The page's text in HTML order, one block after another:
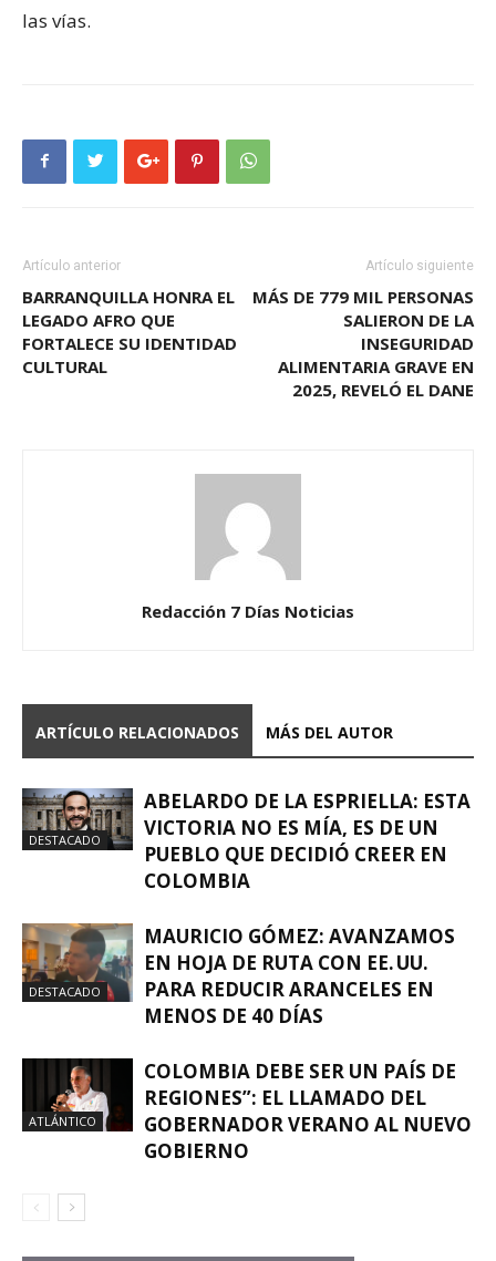
las vías.
Artículo anterior
BARRANQUILLA HONRA EL
LEGADO AFRO QUE
FORTALECE SU IDENTIDAD
CULTURAL
Artículo siguiente
MÁS DE 779 MIL PERSONAS
SALIERON DE LA
INSEGURIDAD
ALIMENTARIA GRAVE EN
2025, REVELÓ EL DANE
Redacción 7 Días Noticias
ARTÍCULO RELACIONADOS MÁS DEL AUTOR
DESTACADO
ABELARDO DE LA ESPRIELLA: ESTA
VICTORIA NO ES MÍA, ES DE UN
PUEBLO QUE DECIDIÓ CREER EN
COLOMBIA
DESTACADO
MAURICIO GÓMEZ: AVANZAMOS
EN HOJA DE RUTA CON EE. UU.
PARA REDUCIR ARANCELES EN
MENOS DE 40 DÍAS
ATLÁNTICO
COLOMBIA DEBE SER UN PAÍS DE
REGIONES”: EL LLAMADO DEL
GOBERNADOR VERANO AL NUEVO
GOBIERNO